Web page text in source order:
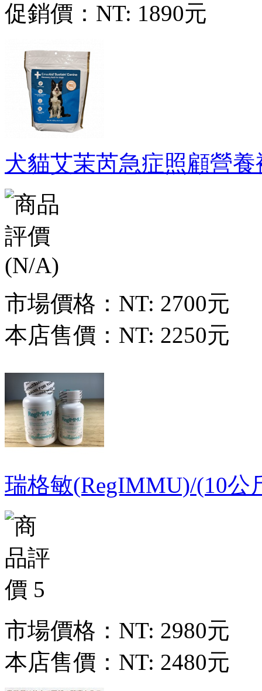
促銷價： NT: 1890元
犬貓艾茉芮急症照顧營
市場價格： NT: 2700元
本店售價： NT: 2250元
瑞格敏(RegIMMU)/(10公
市場價格： NT: 2980元
本店售價： NT: 2480元